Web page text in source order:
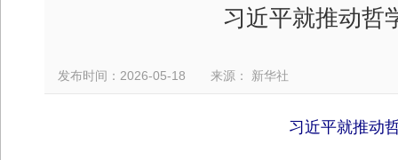
习近平就推动哲
发布时间：2026-05-18 来源： 新华社
习近平就推动